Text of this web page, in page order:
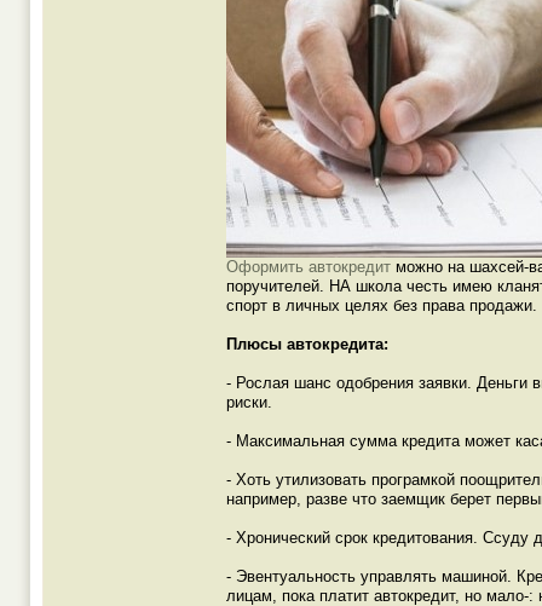
Оформить автокредит можно на шахсей-
поручителей. НА школа честь имею
спорт в личных целях без права продажи.
Плюсы автокредита:
- Рослая шанс одобрения заявки.
риски.
- Максимальная сумма кредита может
- Хоть утилизовать програмкой
например, разве что заемщик берет
- Хронический срок кредитования. Ссуду
- Эвентуальность управлять машиной.
лицам, пока платит автокредит, но мало-